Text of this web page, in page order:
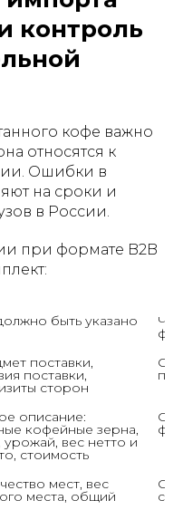
контроль
кофе важно
относятся к
Ошибки в
на сроки и
в России.
при формате B2B
быть указано
поставки,
поставки,
сторон
описание:
кофейные зерна,
урожай, вес нетто и
стоимость
мест, вес
места, общий с